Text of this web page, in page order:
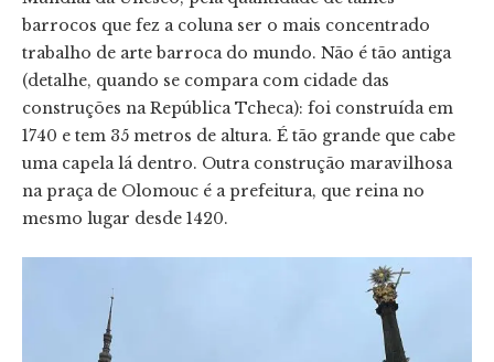
barrocos que fez a coluna ser o mais concentrado
trabalho de arte barroca do mundo. Não é tão antiga
(detalhe, quando se compara com cidade das
construções na República Tcheca): foi construída em
1740 e tem 35 metros de altura. É tão grande que cabe
uma capela lá dentro. Outra construção maravilhosa
na praça de Olomouc é a prefeitura, que reina no
mesmo lugar desde 1420.